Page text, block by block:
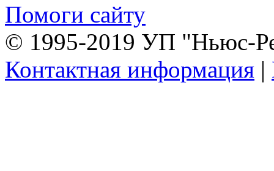
Помоги сайту
© 1995-2019 УП "Ньюс-
Контактная информация |